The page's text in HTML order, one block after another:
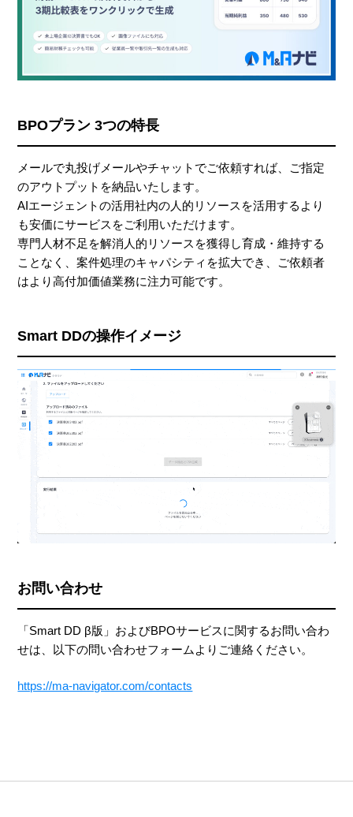
BPOプラン 3つの特長
メールで丸投げメールやチャットでご依頼すれば、ご指定
のアウトプットを納品いたします。
AIエージェントの活用社内の人的リソースを活用するより
も安価にサービスをご利用いただけます。
専門人材不足を解消人的リソースを獲得し育成・維持する
ことなく、案件処理のキャパシティを拡大でき、ご依頼者
はより高付加価値業務に注力可能です。
Smart DDの操作イメージ
お問い合わせ
「Smart DD β版」およびBPOサービスに関するお問い合わ
せは、以下の問い合わせフォームよりご連絡ください。
https://ma-navigator.com/contacts